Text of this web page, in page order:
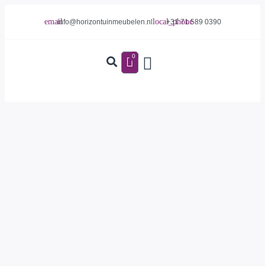
info@horizontuinmeubelen.nl +31 71 589 0390
0